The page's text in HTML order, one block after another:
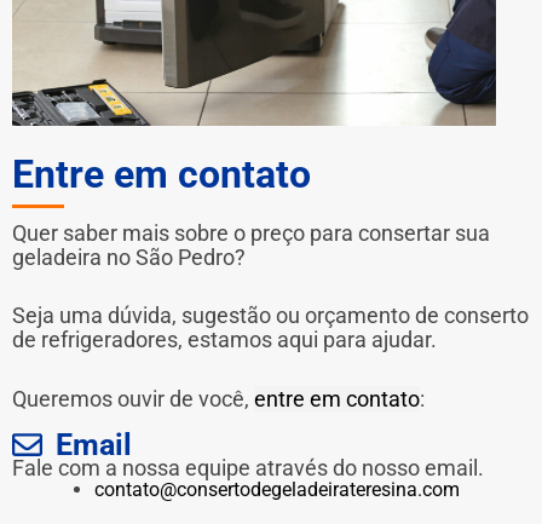
Entre em contato
Quer saber mais sobre o preço para consertar sua
geladeira no São Pedro?
Seja uma dúvida, sugestão ou orçamento de conserto
de refrigeradores, estamos aqui para ajudar.
Queremos ouvir de você, entre em contato:
Email
Fale com a nossa equipe através do nosso email.
contato@consertodegeladeirateresina.com